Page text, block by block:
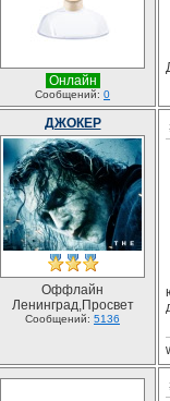
Онлайн
Сообщений: 0
ДЖОКЕР
Оффлайн
Ленинград,Просвет
Сообщений: 5136